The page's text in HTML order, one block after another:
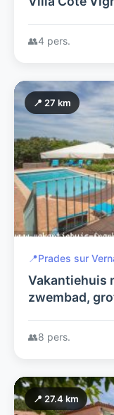
👥4 pers.
📍 27 km
📍Prades sur
Vakantiehuis
zwembad,
👥8 pers.
📍 27.4 km